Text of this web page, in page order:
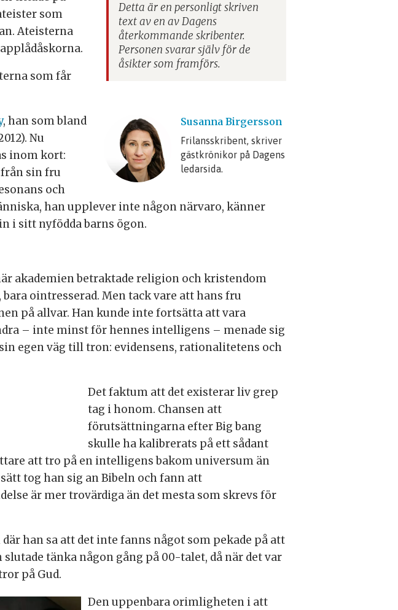
Detta är en personligt skriven
text av en av Dagens
återkommande skribenter.
Personen svarar själv för de
åsikter som framförs.
som
Ateisterna
som får
Susanna Birgersson
Frilansskribent, skriver
gästkrönikor på Dagens
ledarsida.
, han som bland
Nu
inom kort:
sin fru
och
han upplever inte någon närvaro, känner
i sitt nyfödda barns ögon.
akademien betraktade religion och kristendom
ointresserad. Men tack vare att hans fru
på allvar. Han kunde inte fortsätta att vara
– inte minst för hennes intelligens – menade sig
egen väg till tron: evidensens, rationalitetens och
Det faktum att det existerar liv grep
tag i honom. Chansen att
förutsättningarna efter Big bang
skulle ha kalibrerats på ett sådant
att tro på en intelligens bakom universum än
tog han sig an Bibeln och fann att
är mer trovärdiga än det mesta som skrevs för
han sa att det inte fanns något som pekade på att
tänka någon gång på 00-talet, då när det var
på Gud.
Den uppenbara orimligheten i att